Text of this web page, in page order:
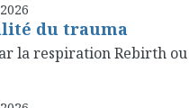
du trauma
la respiration Rebirth ou